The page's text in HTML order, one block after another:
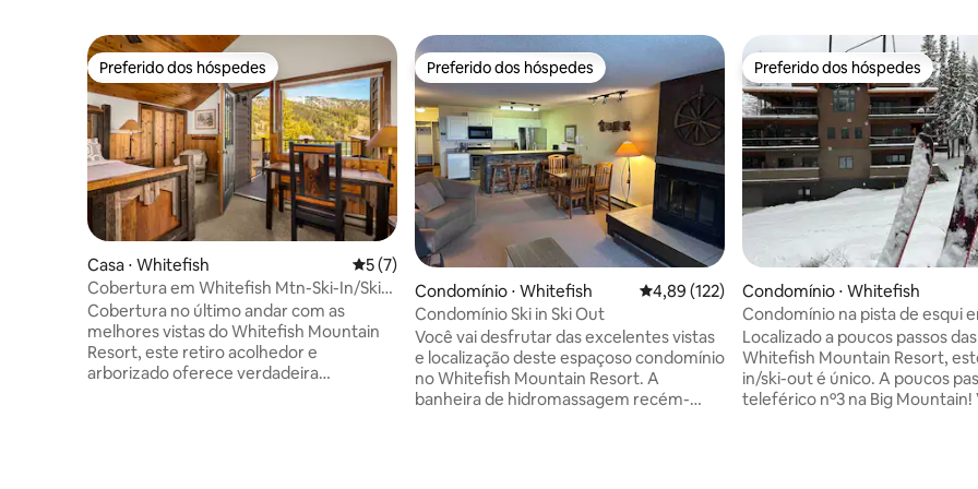
Preferido dos hóspedes
Preferido dos hóspedes
Casa ⋅ Whitefish 5 de uma avaliação média de 5, 7 avaliações
5 (7)
Cobertura em Whitefish Mtn-Ski-In/Ski-
Out
Cobertura no último andar com as
melhores vistas do Whitefish Mountain
Resort, este retiro acolhedor e
arborizado oferece verdadeira
Preferido dos hóspedes
Preferido dos hóspedes
Condomínio ⋅ Whitefish 4,89 de uma avaliação média de 5, 122
4,89 (122)
Condomínio Ski in Ski Out
Você vai desfrutar das excelentes vistas
e localização deste espaçoso condomínio
no Whitefish Mountain Resort. A
banheira de hidromassagem recém-
Preferido dos hóspedes
Preferido dos hóspedes
Condomínio ⋅ Whitefish
Condomínio na pista de esqui
Whitefish
Localizado a poucos passos
Whitefish Mountain Resort,
in/ski-out é único. A poucos
teleférico nº3 na Big Mountain!